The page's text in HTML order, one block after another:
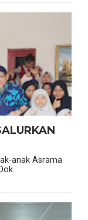
anak Asrama